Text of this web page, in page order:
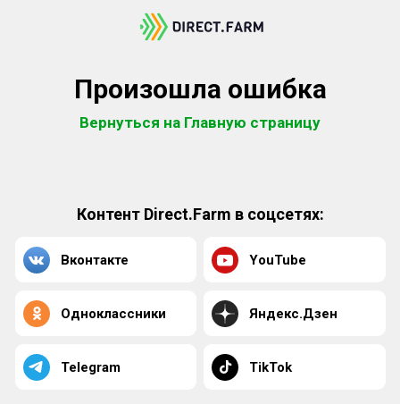
Произошла ошибка
Вернуться на Главную страницу
Контент Direct.Farm в соцсетях:
Вконтакте YouTube
Одноклассники Яндекс.Дзен
Telegram TikTok